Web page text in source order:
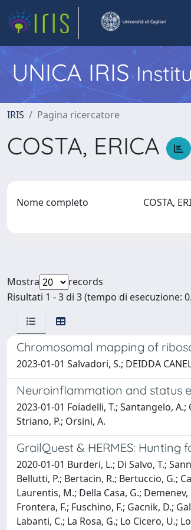
UNICA IRIS
IRIS Pagina ricercatore
COSTA, ERICA
Nome completo COSTA,
Mostra
records
Risultati 1 - 3 di 3 (tempo di esecuzione:
Chromosomal mapping of
2023-01-01 Salvadori, S.; DEIDDA
Neuroinflammation and status
2023-01-01 Foiadelli, T.; Santangelo,
Striano, P.; Orsini, A.
GrailQuest & HERMES:
2020-01-01 Burderi, L.; Di Salvo, T.;
Bellutti, P.; Bertacin, R.; Bertuccio, G.;
Laurentis, M.; Della Casa, G.;
Frontera, F.; Fuschino, F.; Gacnik, D.;
Labanti, C.; La Rosa, G.; Lo Cicero, U.;